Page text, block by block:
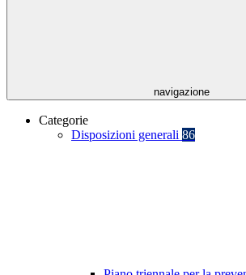
navigazione
Categorie
Disposizioni generali 86